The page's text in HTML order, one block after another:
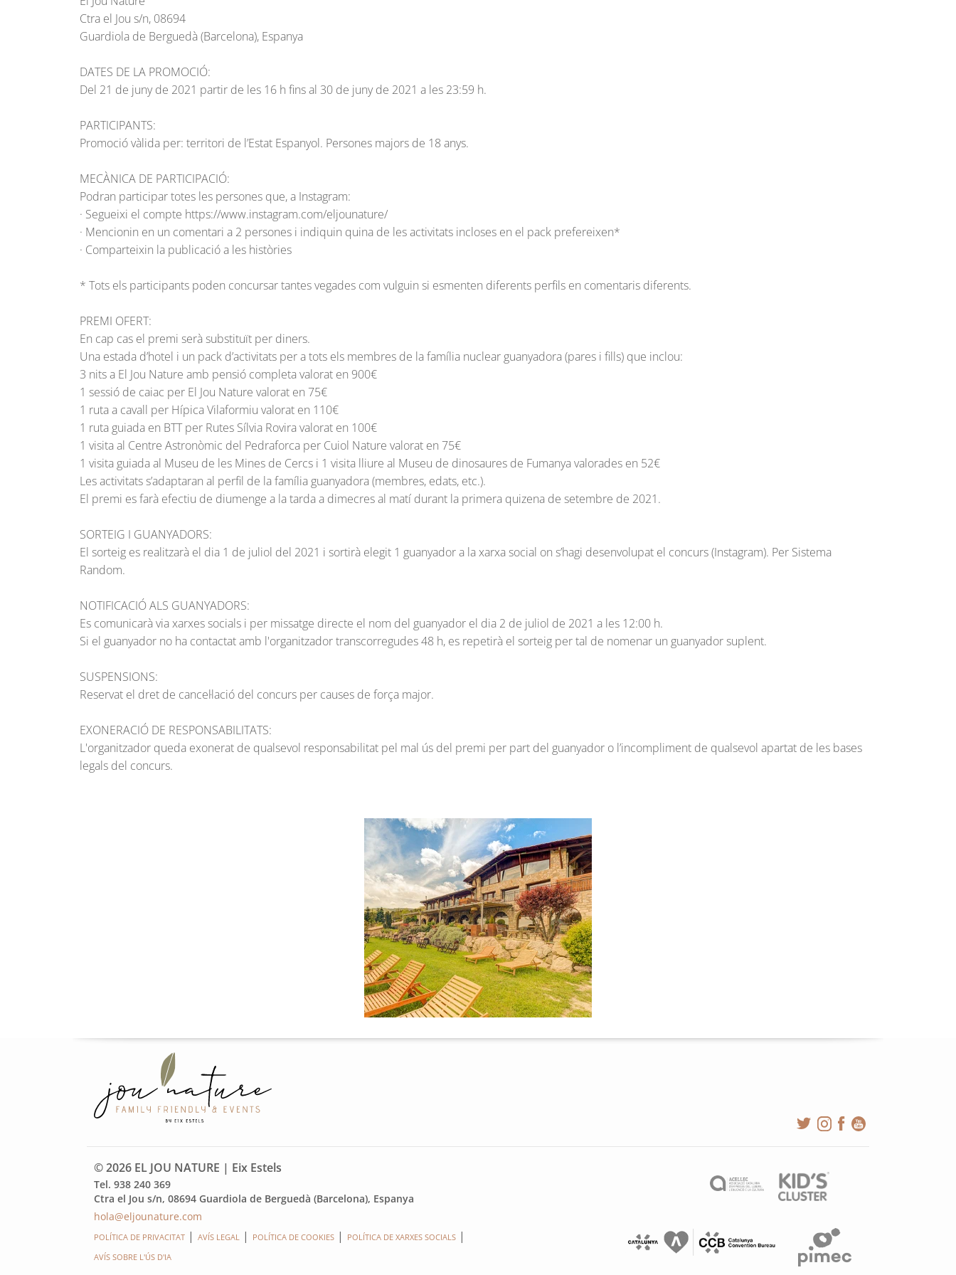
Ctra el Jou s/n, 08694
Guardiola de Berguedà (Barcelona), Espanya
DATES DE LA PROMOCIÓ:
Del 21 de juny de 2021 partir de les 16 h fins al 30 de juny de 2021 a les 23:59 h.
PARTICIPANTS:
Promoció vàlida per: territori de l’Estat Espanyol. Persones majors de 18 anys.
MECÀNICA DE PARTICIPACIÓ:
Podran participar totes les persones que, a Instagram:
· Segueixi el compte https://www.instagram.com/eljounature/
· Mencionin en un comentari a 2 persones i indiquin quina de les activitats incloses en el pack prefereixen*
· Comparteixin la publicació a les històries
* Tots els participants poden concursar tantes vegades com vulguin si esmenten diferents perfils en comentaris diferents.
PREMI OFERT:
En cap cas el premi serà substituït per diners.
Una estada d’hotel i un pack d’activitats per a tots els membres de la família nuclear guanyadora (pares i fills) que inclou:
3 nits a El Jou Nature amb pensió completa valorat en 900€
1 sessió de caiac per El Jou Nature valorat en 75€
1 ruta a cavall per Hípica Vilaformiu valorat en 110€
1 ruta guiada en BTT per Rutes Sílvia Rovira valorat en 100€
1 visita al Centre Astronòmic del Pedraforca per Cuiol Nature valorat en 75€
1 visita guiada al Museu de les Mines de Cercs i 1 visita lliure al Museu de dinosaures de Fumanya valorades en 52€
Les activitats s’adaptaran al perfil de la família guanyadora (membres, edats, etc.).
El premi es farà efectiu de diumenge a la tarda a dimecres al matí durant la primera quizena de setembre de 2021.
SORTEIG I GUANYADORS:
El sorteig es realitzarà el dia 1 de juliol del 2021 i sortirà elegit 1 guanyador a la xarxa social on s’hagi desenvolupat el concurs (Instagram). Per Sistema
Random.
NOTIFICACIÓ ALS GUANYADORS:
Es comunicarà via xarxes socials i per missatge directe el nom del guanyador el dia 2 de juliol de 2021 a les 12:00 h.
Si el guanyador no ha contactat amb l'organitzador transcorregudes 48 h, es repetirà el sorteig per tal de nomenar un guanyador suplent.
SUSPENSIONS:
Reservat el dret de cancel·lació del concurs per causes de força major.
EXONERACIÓ DE RESPONSABILITATS:
L'organitzador queda exonerat de qualsevol responsabilitat pel mal ús del premi per part del guanyador o l’incompliment de qualsevol apartat de les bases
legals del concurs.
© 2026 EL JOU NATURE | Eix Estels
Tel. 938 240 369
Ctra el Jou s/n, 08694 Guardiola de Berguedà (Barcelona), Espanya
hola@eljounature.com
POLÍTICA DE PRIVACITAT AVÍS LEGAL POLÍTICA DE COOKIES
POLÍTICA DE XARXES SOCIALS
AVÍS SOBRE L'ÚS D'IA